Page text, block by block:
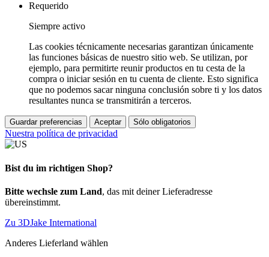
Requerido
Siempre activo
Las cookies técnicamente necesarias garantizan únicamente
las funciones básicas de nuestro sitio web. Se utilizan, por
ejemplo, para permitirte reunir productos en tu cesta de la
compra o iniciar sesión en tu cuenta de cliente. Esto significa
que no podemos sacar ninguna conclusión sobre ti y los datos
resultantes nunca se transmitirán a terceros.
Guardar preferencias Aceptar Sólo obligatorios
Nuestra política de privacidad
Bist du im richtigen Shop?
Bitte wechsle zum Land, das mit deiner Lieferadresse
übereinstimmt.
Zu 3DJake International
Anderes Lieferland wählen